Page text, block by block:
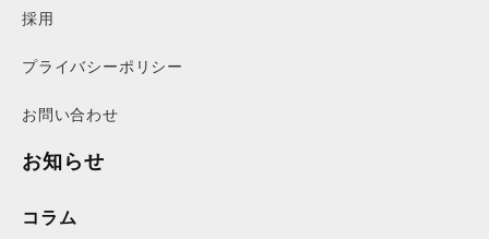
採用
プライバシーポリシー
お問い合わせ
お知らせ
コラム